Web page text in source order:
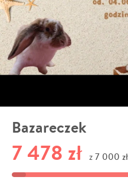
Bazareczek
7 478 zł z 7 000